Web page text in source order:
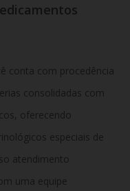
conta com procedência
consolidadas com
oferecendo
especiais de
atendimento
uma equipe